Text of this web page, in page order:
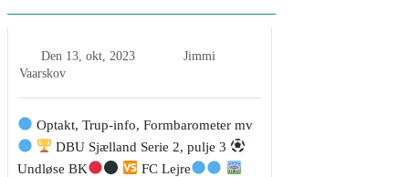
Den 13, okt, 2023
Jimmi
Vaarskov
Optakt, Trup-info, Formbarometer mv
DBU Sjælland Serie 2, pulje 3
Undløse BK
FC Lejre